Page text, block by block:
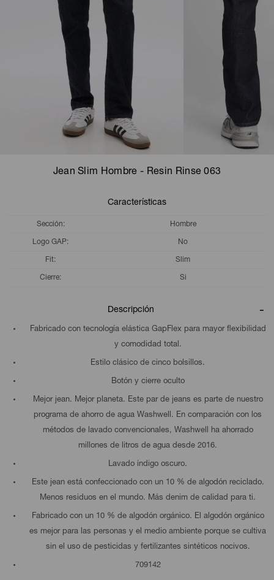
Jean Slim Hombre - Resin Rinse 063
Características
Sección Hombre
Logo GAP No
Fit Slim
Cierre Si
Descripción
Fabricado con tecnología elástica GapFlex para mayor flexibilidad
y comodidad total.
Estilo clásico de cinco bolsillos.
Botón y cierre oculto
Mejor jean. Mejor planeta. Este par de jeans es parte de nuestro
programa de ahorro de agua Washwell. En comparación con los
métodos de lavado convencionales, Washwell ha ahorrado
millones de litros de agua desde 2016.
Lavado índigo oscuro.
Este jean está confeccionado con un 10 % de algodón reciclado.
Menos residuos en el mundo. Más denim de calidad para ti.
Fabricado con un 10 % de algodón orgánico. El algodón orgánico
es mejor para las personas y el medio ambiente porque se cultiva
sin el uso de pesticidas y fertilizantes sintéticos nocivos.
709142
Camperas
Musculosas
Vestidos y polleras
Calzas
Camperas
Chalecos
Ropa interior
Camperas
Chalecos
Ropa interior
Camperas